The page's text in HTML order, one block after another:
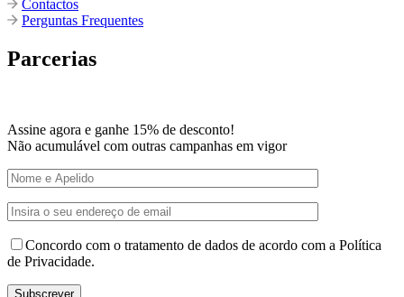
Contactos
Perguntas Frequentes
Parcerias
Assine agora e ganhe 15% de desconto!
Não acumulável com outras campanhas em vigor
Concordo com o tratamento de dados de acordo com a Política
de Privacidade.